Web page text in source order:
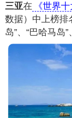
三亚在 《世界
数据）中上榜排
岛”、“巴哈马岛”